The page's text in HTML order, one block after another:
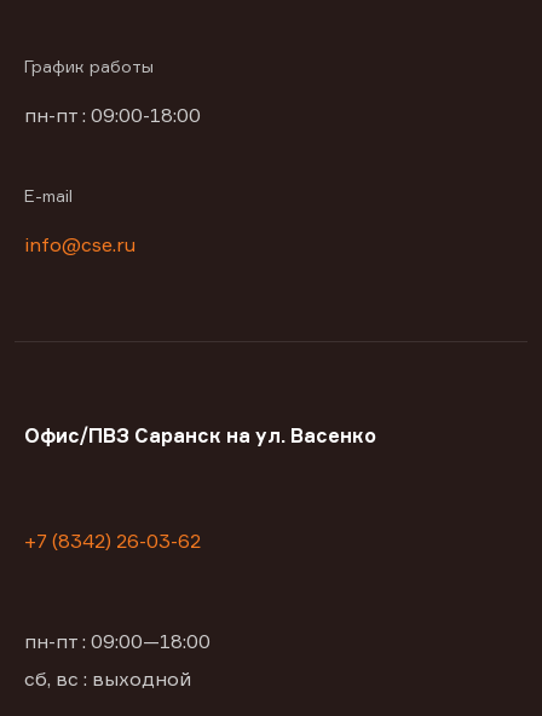
График работы
пн-пт : 09:00-18:00
E-mail
info@cse.ru
Офис/ПВЗ Саранск на ул. Васенко
+7 (8342) 26-03-62
пн-пт : 09:00—18:00
сб, вс : выходной